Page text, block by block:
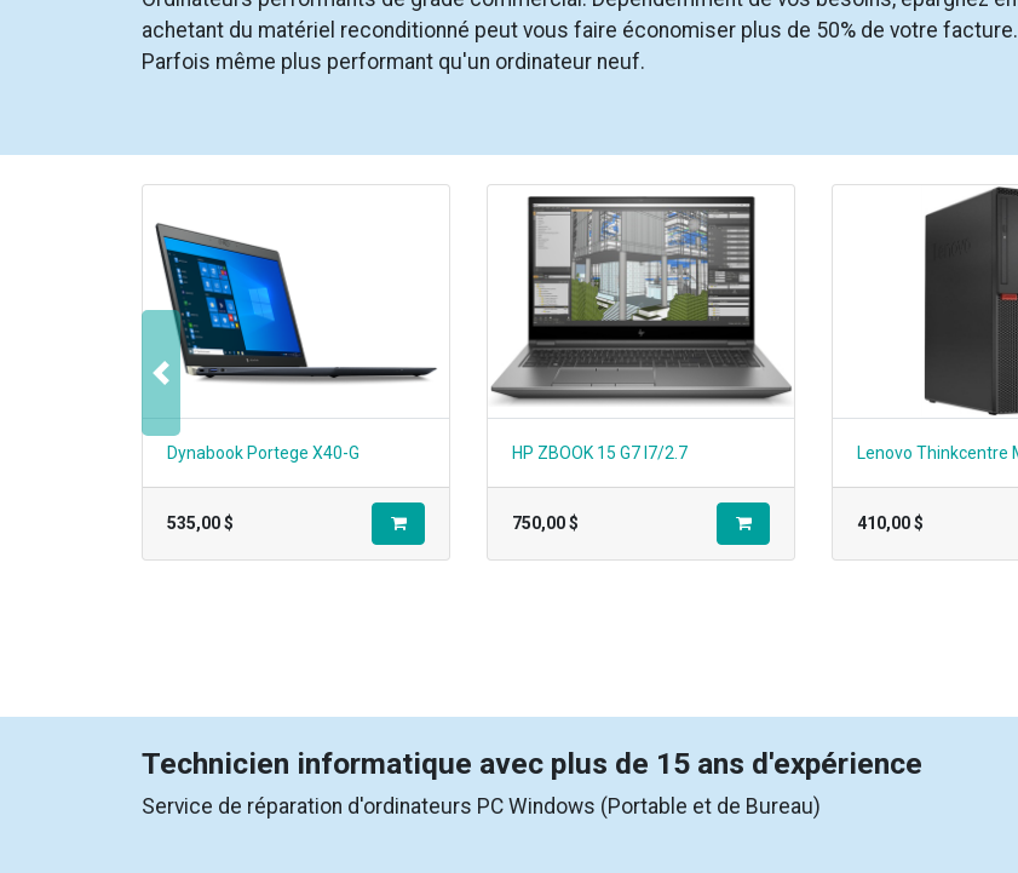
achetant du matériel reconditionné peut vous faire économiser plus de 50% de votre facture.
Parfois même plus performant qu'un ordinateur neuf.
Dynabook Portege X40-G
535,00$
HP ZBOOK 15 G7 I7/2.7
750,00$ 410,00$
Précedent
Technicien informatique avec plus de 15 ans d'expérience
Service de réparation d'ordinateurs PC Windows (Portable et de Bureau)